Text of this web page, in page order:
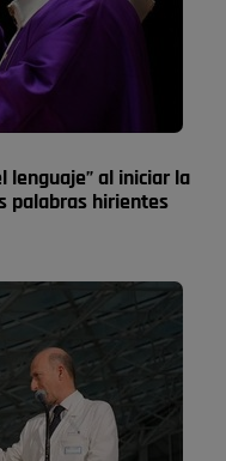
lenguaje” al iniciar la
palabras hirientes